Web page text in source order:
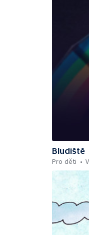
Bludiště
Pro děti